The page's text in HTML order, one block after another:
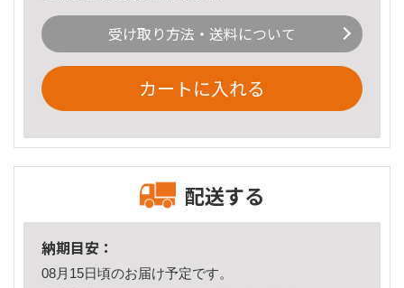
受け取り方法・送料について
カートに入れる
配送する
納期目安：
08月15日頃のお届け予定です。